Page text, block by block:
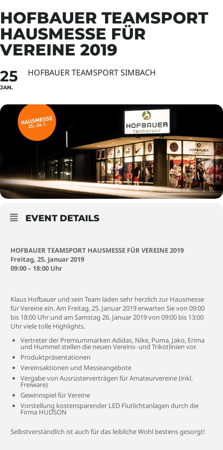
HOFBAUER TEAMSPORT
HAUSMESSE FÜR
VEREINE 2019
25
JAN.
HOFBAUER TEAMSPORT SIMBACH
EVENT DETAILS
HOFBAUER TEAMSPORT HAUSMESSE FÜR VEREINE 2019
Freitag, 25. Januar 2019
09:00 – 18:00 Uhr
Klaus Hofbauer und sein Team laden sehr herzlich zur Hausmesse
für Vereine ein. Am Freitag, 25. Januar 2019 erwarten Sie von 09:00
bis 18:00 Uhr und am Samstag 26. Januar 2019 von 09:00 bis 13:00
Uhr viele tolle Highlights.
Vertreter der Premiummarken Adidas, Nike, Puma, Jako, Erima
und Hummel stellen die neuen Vereins- und Trikotlinien vor.
Produktpräsentationen
Vereinsaktionen und Messeangebote
Vergabe von Ausrüsterverträgen für Amateurvereine (inkl.
Freiware)
Gewinnspiel für Vereine
Vorstellung kostensparender LED Flutlichtanlagen durch die
Firma HUDSON
Selbstverständlich ist auch für das leibliche Wohl bestens gesorgt!